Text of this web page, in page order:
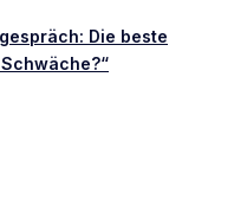
Die beste